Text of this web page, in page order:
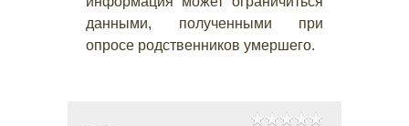
данными, полученными при
опросе родственников умершего.